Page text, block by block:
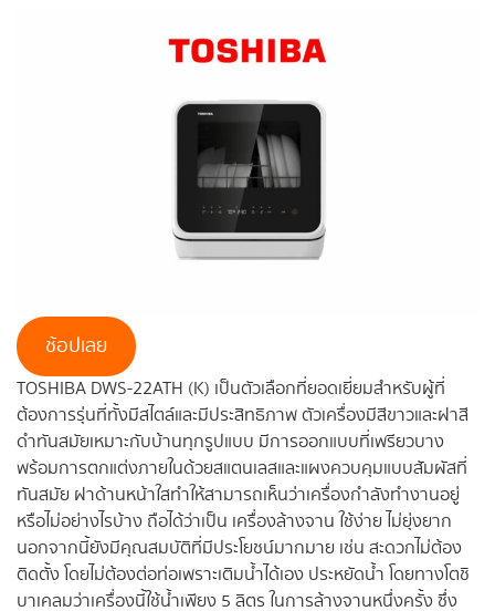
ช้อปเลย
TOSHIBA DWS-22ATH (K) เป็นตัวเลือกที่ยอดเยี่ยมสำหรับผู้ที่
ต้องการรุ่นที่ทั้งมีสไตล์และมีประสิทธิภาพ ตัวเครื่องมีสีขาวและฝาสี
ดำทันสมัยเหมาะกับบ้านทุกรูปแบบ มีการออกแบบที่เพรียวบาง
พร้อมการตกแต่งภายในด้วยสแตนเลสและแผงควบคุมแบบสัมผัสที่
ทันสมัย ฝาด้านหน้าใสทำให้สามารถเห็นว่าเครื่องกำลังทำงานอยู่
หรือไม่อย่างไรบ้าง ถือได้ว่าเป็น เครื่องล้างจาน ใช้ง่าย ไม่ยุ่งยาก
นอกจากนี้ยังมีคุณสมบัติที่มีประโยชน์มากมาย เช่น สะดวกไม่ต้อง
ติดตั้ง โดยไม่ต้องต่อท่อเพราะเติมน้ำได้เอง ประหยัดน้ำ โดยทางโตชิ
บาเคลมว่าเครื่องนี้ใช้น้ำเพียง 5 ลิตร ในการล้างจานหนึ่งครั้ง ซึ่ง